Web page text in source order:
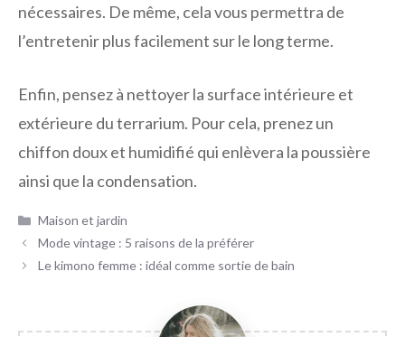
nécessaires. De même, cela vous permettra de
l’entretenir plus facilement sur le long terme.
Enfin, pensez à nettoyer la surface intérieure et
extérieure du terrarium. Pour cela, prenez un
chiffon doux et humidifié qui enlèvera la poussière
ainsi que la condensation.
Catégories
Maison et jardin
Mode vintage : 5 raisons de la préférer
Le kimono femme : idéal comme sortie de bain